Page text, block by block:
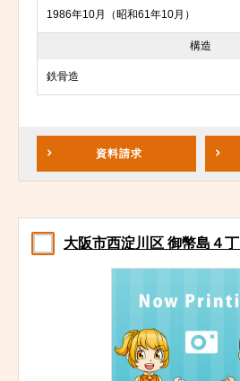
1986年10月（昭和61年10月）
構造
鉄骨造
資料請求
大阪市西淀川区 御幣島４